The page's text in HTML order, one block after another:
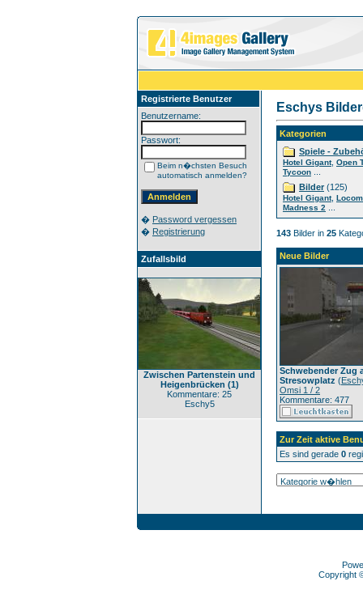
Registrierte Benutzer
Benutzername:
Passwort:
Beim n�chsten Besuch
automatisch anmelden?
� Password vergessen
� Registrierung
Zufallsbild
Zwischen Partenstein und
Heigenbrücken (1)
Kommentare: 25
Eschy5
Eschys
Kategorien
Spiele -
Hotel Gigant, Open
Tycoon
Bilder(125)
Hotel Gigant,
Madness 2
143 Bilder in 25
Neue Bilder
Schwebender Zug
Stresowplatz (
Omsi 1 / 2
Kommentare: 477
Zur Zeit aktive
Es sind gerade 0
Copyright